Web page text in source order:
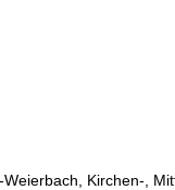
Kirchen-,